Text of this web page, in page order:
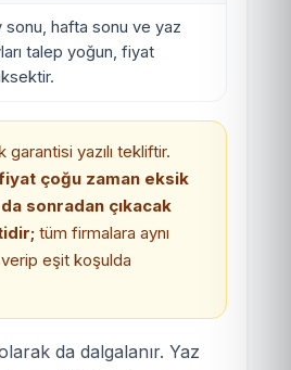
sonu, hafta sonu ve yaz
talep yoğun, fiyat
garantisi yazılı tekliftir.
fiyat çoğu zaman eksik
sonradan çıkacak
tüm firmalara aynı
eşit koşulda
da dalgalanır. Yaz